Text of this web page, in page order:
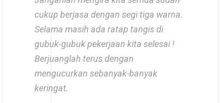
cukup berjasa dengan segi tiga warna.
Selama masih ada ratap tangis di
gubuk-gubuk pekerjaan kita selesai !
Berjuanglah terus dengan
mengucurkan sebanyak-banyak
keringat.